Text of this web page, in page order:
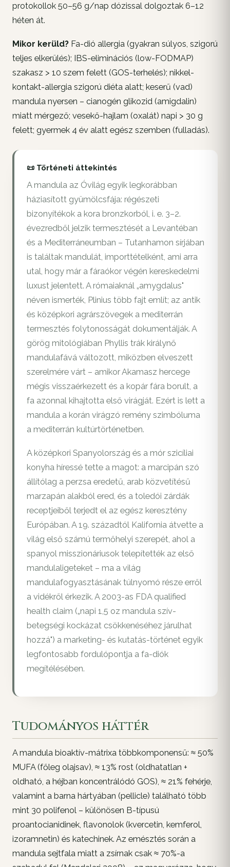
protokollok 50–56 g/nap dózissal dolgoztak 6–12
héten át.
Mikor kerüld? Fa-dió allergia (gyakran súlyos, szigorú
teljes elkerülés); IBS-eliminációs (low-FODMAP)
szakasz > 10 szem felett (GOS-terhelés); nikkel-
kontakt-allergia szigorú diéta alatt; keserű (vad)
mandula nyersen – cianogén glikozid (amigdalin)
miatt mérgező; vesekő-hajlam (oxalát) napi > 30 g
felett; gyermek 4 év alatt egész szemben (fulladás).
📜 Történeti áttekintés
A mandula az Óvilág egyik legkorábban
háziasított gyümölcsfája: régészeti
bizonyítékok a kora bronzkorból, i. e. 3–2.
évezredből jelzik termesztését a Levantéban
és a Mediterráneumban – Tutanhamon sírjában
is találtak mandulát, importtételként, ami arra
utal, hogy már a fáraókor végén kereskedelmi
luxust jelentett. A rómaiaknál „amygdalus"
néven ismerték, Plinius több fajt említ; az antik
és középkori agrárszövegek a mediterrán
termesztés folytonosságát dokumentálják. A
görög mitológiában Phyllis trák királynő
mandulafává változott, miközben elveszett
szerelmére várt – amikor Akamasz hercege
mégis visszaérkezett és a kopár fára borult, a
fa azonnal kihajtotta első virágját. Ezért is lett a
mandula a korán virágzó remény szimbóluma
a mediterrán kultúrtörténetben.
A középkori Spanyolország és a mór szicíliai
konyha híressé tette a magot: a marcipán szó
állítólag a perzsa eredetű, arab közvetítésű
marzapán alakból ered, és a toledói zárdák
receptjeiből terjedt el az egész keresztény
Európában. A 19. századtól Kalifornia átvette a
világ első számú termőhelyi szerepét, ahol a
spanyol misszionáriusok telepítették az első
mandulaligeteket – ma a világ
mandulafogyasztásának túlnyomó része erről
a vidékről érkezik. A 2003-as FDA qualified
health claim („napi 1,5 oz mandula szív-
betegségi kockázat csökkenéséhez járulhat
hozzá") a marketing- és kutatás-történet egyik
legfontosabb fordulópontja a fa-diók
megítélésében.
Tudományos háttér
A mandula bioaktív-mátrixa többkomponensű: ≈ 50%
MUFA (főleg olajsav), ≈ 13% rost (oldhatatlan +
oldható, a héjban koncentrálódó GOS), ≈ 21% fehérje,
valamint a barna hártyában (pellicle) található több
mint 30 polifenol – különösen B-típusú
proantocianidinek, flavonolok (kvercetin, kemferol,
izoramnetin) és katechinek. Az emésztés során a
mandula sejtfala miatt a zsírnak csak ≈ 70%-a